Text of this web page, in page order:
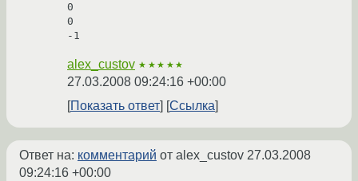
0
0
alex_custov ★★★★★
27.03.2008 09:24:16 +00:00
Показать ответ
Ссылка
Ответ на: комментарий от alex_custov 27.03.2008
09:24:16 +00:00